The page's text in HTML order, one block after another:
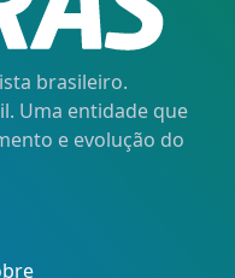
brasileiro.
Uma entidade que
e evolução do